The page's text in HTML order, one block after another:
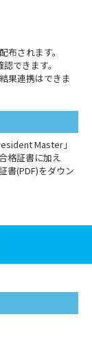
されます。
できます。
果連携はできま
Master」
格証書に加え
書(PDF)をダウン